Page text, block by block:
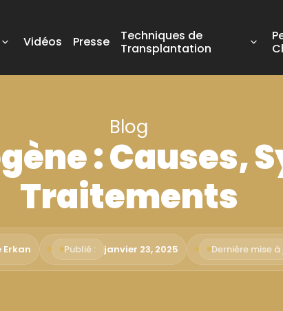
Vidéos Presse
Techniques de
Transplantation
Blog
: Causes,
Traitements
Erkan Publié : janvier 23, 2025 Dernière mise à